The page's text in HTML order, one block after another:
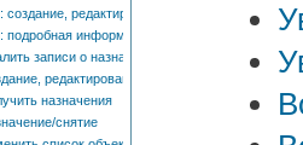
редактирование и удаление
подробная информация
записи о назначении
редактирование и удаление
назначения
снятие